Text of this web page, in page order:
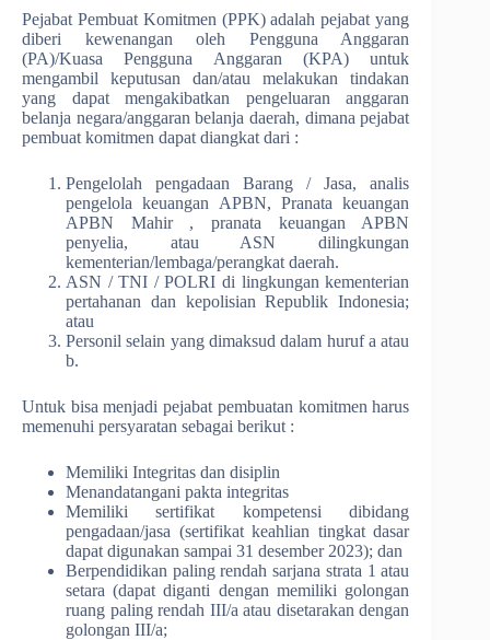
Pejabat Pembuat Komitmen (PPK) adalah pejabat yang
diberi kewenangan oleh Pengguna Anggaran
(PA)/Kuasa Pengguna Anggaran (KPA) untuk
mengambil keputusan dan/atau melakukan tindakan
yang dapat mengakibatkan pengeluaran anggaran
belanja negara/anggaran belanja daerah, dimana pejabat
pembuat komitmen dapat diangkat dari :
Pengelolah pengadaan Barang / Jasa, analis
pengelola keuangan APBN, Pranata keuangan
APBN Mahir , pranata keuangan APBN
penyelia, atau ASN dilingkungan
kementerian/lembaga/perangkat daerah.
ASN / TNI / POLRI di lingkungan kementerian
pertahanan dan kepolisian Republik Indonesia;
atau
Personil selain yang dimaksud dalam huruf a atau
b.
Untuk bisa menjadi pejabat pembuatan komitmen harus
memenuhi persyaratan sebagai berikut :
Memiliki Integritas dan disiplin
Menandatangani pakta integritas
Memiliki sertifikat kompetensi dibidang
pengadaan/jasa (sertifikat keahlian tingkat dasar
dapat digunakan sampai 31 desember 2023); dan
Berpendidikan paling rendah sarjana strata 1 atau
setara (dapat diganti dengan memiliki golongan
ruang paling rendah III/a atau disetarakan dengan
golongan III/a;